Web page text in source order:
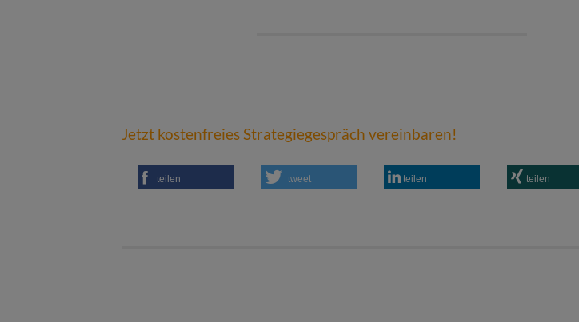
Jetzt kostenfreies Strategiegespräch vereinbaren!
teilen tweet teilen teilen